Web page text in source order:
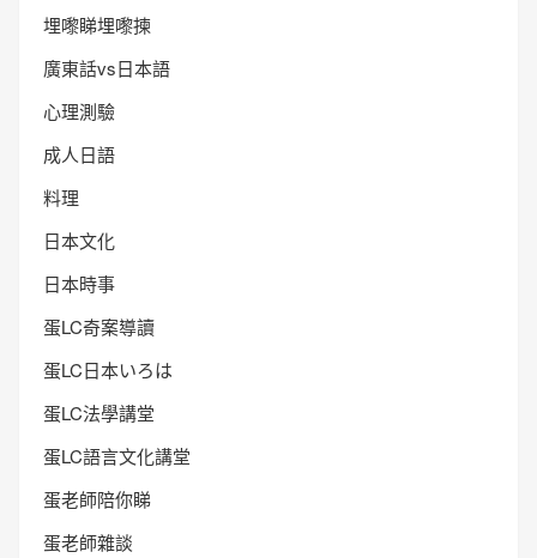
埋嚟睇埋嚟揀
廣東話vs日本語
心理測驗
成人日語
料理
日本文化
日本時事
蛋LC奇案導讀
蛋LC日本いろは
蛋LC法學講堂
蛋LC語言文化講堂
蛋老師陪你睇
蛋老師雜談